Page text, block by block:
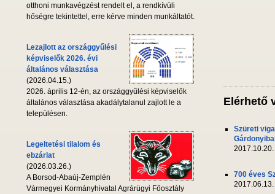
otthoni munkavégzést rendelt el, a rendkívüli
hőségre tekintettel, erre kérve minden munkáltatót.
Lezajlott az országgyűlési
képviselők 2026. évi
általános választása
(2026.04.15.)
2026. április 12-én, az országgyűlési képviselők
általános választása akadálytalanul zajlott le a
településen.
Legeltetési tilalom és
ebzárlat
(2026.03.26.)
A Borsod-Abaúj-Zemplén
Vármegyei Kormányhivatal Agrárügyi Főosztály
Elérhető
Szüreti
2017.10.20.
700 éves
2017.06.13.